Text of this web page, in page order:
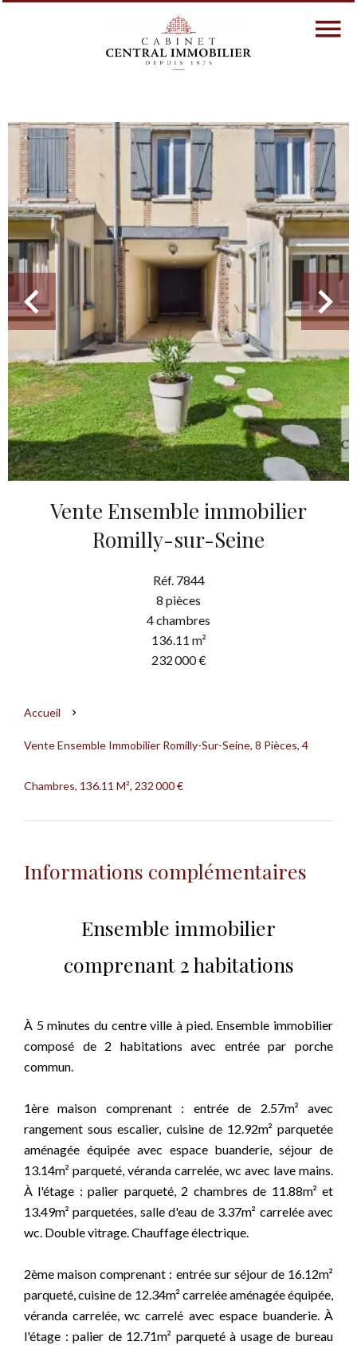
Vente Ensemble immobilier
Romilly-sur-Seine
Réf. 7844
8 pièces
4 chambres
136.11 m²
232 000 €
Accueil
Vente Ensemble Immobilier Romilly-Sur-Seine, 8 Pièces, 4
Chambres, 136.11 M², 232 000 €
Informations complémentaires
Ensemble immobilier
comprenant 2 habitations
À 5 minutes du centre ville à pied. Ensemble immobilier
composé de 2 habitations avec entrée par porche
commun.
1ère maison comprenant : entrée de 2.57m² avec
rangement sous escalier, cuisine de 12.92m² parquetée
aménagée équipée avec espace buanderie, séjour de
13.14m² parqueté, véranda carrelée, wc avec lave mains.
À l'étage : palier parqueté, 2 chambres de 11.88m² et
13.49m² parquetées, salle d'eau de 3.37m² carrelée avec
wc. Double vitrage. Chauffage électrique.
2ème maison comprenant : entrée sur séjour de 16.12m²
parqueté, cuisine de 12.34m² carrelée aménagée équipée,
véranda carrelée, wc carrelé avec espace buanderie. À
l'étage : palier de 12.71m² parqueté à usage de bureau